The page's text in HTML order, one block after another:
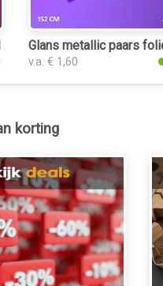
3193 folie
Glans metallic paars
v.a. € 1,60
korting